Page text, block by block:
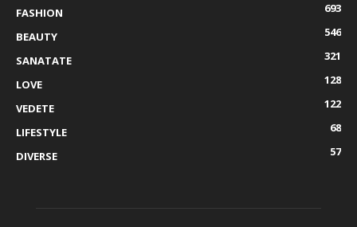
FASHION
693
BEAUTY
546
SANATATE
321
LOVE
128
VEDETE
122
LIFESTYLE
68
DIVERSE
57